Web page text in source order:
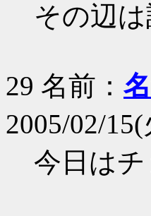
その辺
29 名前：
2005/02/
今日は